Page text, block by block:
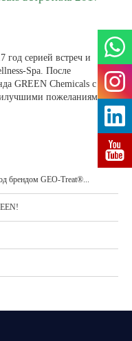
год серией встреч и
Spa. После
GREEN Chemicals с
пожеланиями
брендом GEO-Treat®...